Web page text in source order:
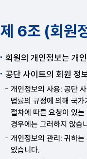
제 6조 (회원
회원의 개인정보는 개
공단 사이트의 회원 정
개인정보의 사용: 공단
법률의 규정에 의해 국
절차에 따른 요청이 있
경우에는 그러하지 않습
개인정보의 관리: 귀하
있습니다.